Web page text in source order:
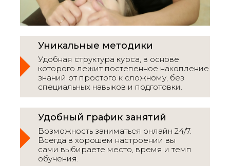
Уникальные методики
Удобный график занятий
Удобная структура курса, в основе
которого лежит постепенное накопление
знаний от простого к сложному, без
специальных навыков и подготовки.
Возможность заниматься онлайн 24/7.
Всегда в хорошем настроении вы
сами выбираете место, время и темп
обучения.